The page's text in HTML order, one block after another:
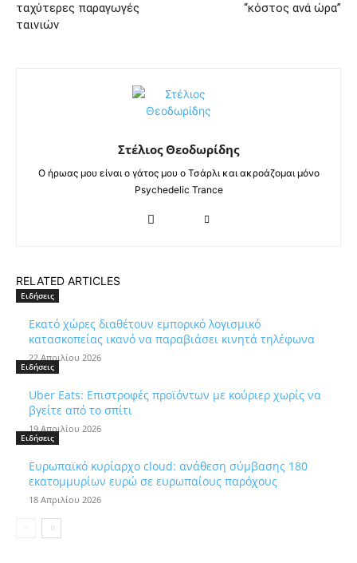
ταχύτερες παραγωγές
ταινιών
“κόστος ανά ώρα”
Στέλιος Θεοδωρίδης
Ο ήρωας μου είναι ο γάτος μου ο Τσάρλι και ακροάζομαι μόνο
Psychedelic Trance
RELATED ARTICLES
Ειδήσεις
Εκατό χώρες διαθέτουν εμπορικό λογισμικό
κατασκοπείας ικανό να παραβιάσει κινητά τηλέφωνα
22 Απριλίου 2026
Ειδήσεις
Uber Eats: Επιστροφές προϊόντων με κούριερ χωρίς να
βγείτε από το σπίτι
19 Απριλίου 2026
Ειδήσεις
Ευρωπαϊκό κυρίαρχο cloud: ανάθεση σύμβασης 180
εκατομμυρίων ευρώ σε ευρωπαίους παρόχους
18 Απριλίου 2026